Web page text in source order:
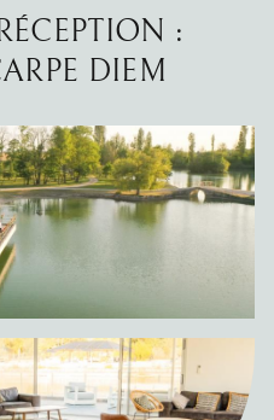
:
DIEM